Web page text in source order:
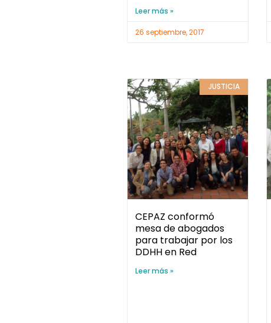
Leer más »
26 septiembre, 2017
JUSTICIA
CEPAZ conformó
mesa de abogados
para trabajar por los
DDHH en Red
Leer más »